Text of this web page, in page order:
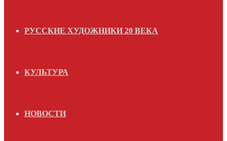
РУССКИЕ ХУДОЖНИКИ 20 ВЕКА
КУЛЬТУРА
НОВОСТИ